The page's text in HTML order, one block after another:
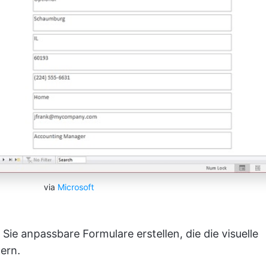
via Microsoft
anpassbare Formulare erstellen, die die visuelle